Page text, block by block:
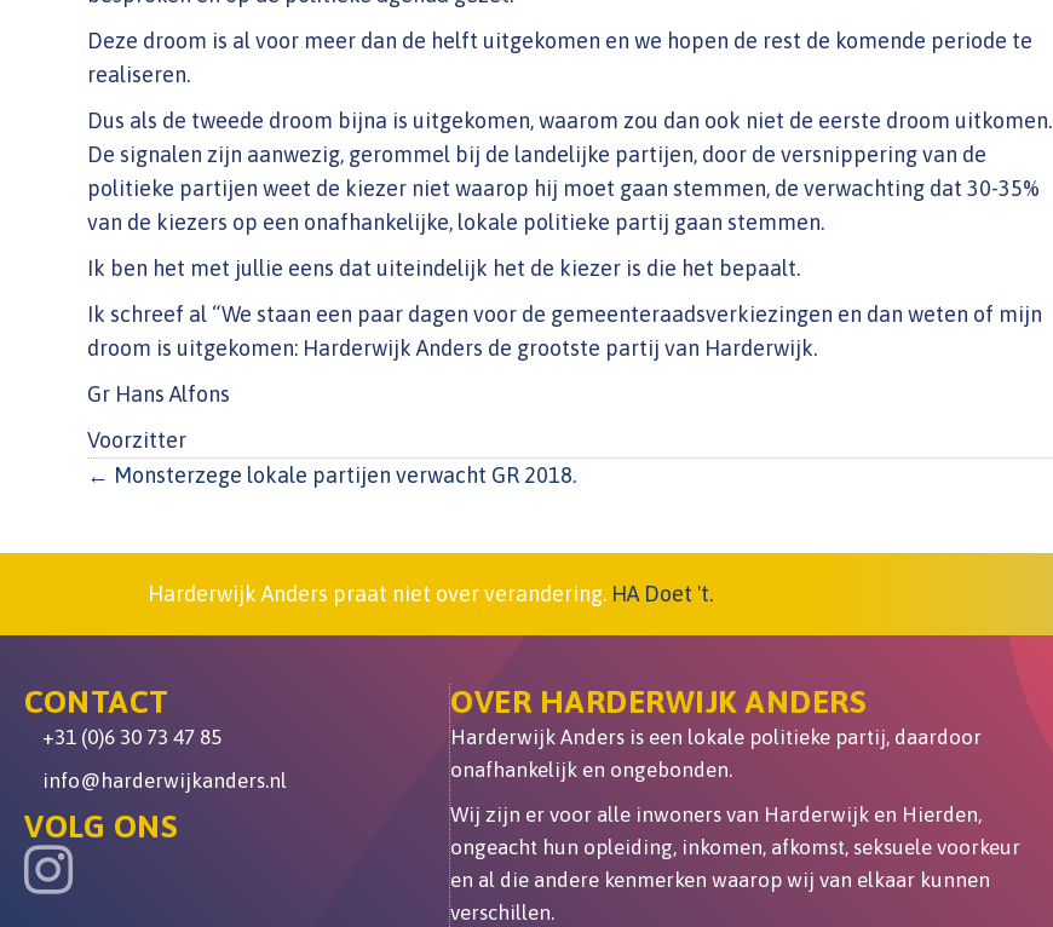
Deze droom is al voor meer dan de helft uitgekomen en we hopen de rest de komende periode te
realiseren.
Dus als de tweede droom bijna is uitgekomen, waarom zou dan ook niet de eerste droom uitkomen.
De signalen zijn aanwezig, gerommel bij de landelijke partijen, door de versnippering van de
politieke partijen weet de kiezer niet waarop hij moet gaan stemmen, de verwachting dat 30-35%
van de kiezers op een onafhankelijke, lokale politieke partij gaan stemmen.
Ik ben het met jullie eens dat uiteindelijk het de kiezer is die het bepaalt.
Ik schreef al “We staan een paar dagen voor de gemeenteraadsverkiezingen en dan weten of mijn
droom is uitgekomen: Harderwijk Anders de grootste partij van Harderwijk.
Gr Hans Alfons
Voorzitter
POSTS
NAVIGATION
← Monsterzege lokale partijen verwacht GR 2018.
Harderwijk Anders praat niet over verandering. HA Doet 't.
CONTACT
+31 (0)6 30 73 47 85
info@harderwijkanders.nl
VOLG ONS
OVER HARDERWIJK ANDERS
Harderwijk Anders is een lokale politieke partij, daardoor
onafhankelijk en ongebonden.
Wij zijn er voor alle inwoners van Harderwijk en Hierden,
ongeacht hun opleiding, inkomen, afkomst, seksuele voorkeur
en al die andere kenmerken waarop wij van elkaar kunnen
verschillen.